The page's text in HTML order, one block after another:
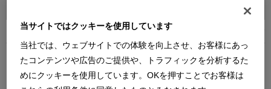
当サイトではクッキーを使用しています
当社では、ウェブサイトでの体験を向上させ、お客様にあっ
たコンテンツや広告のご提供や、トラフィックを分析するた
めにクッキーを使用しています。OKを押すことでお客様は